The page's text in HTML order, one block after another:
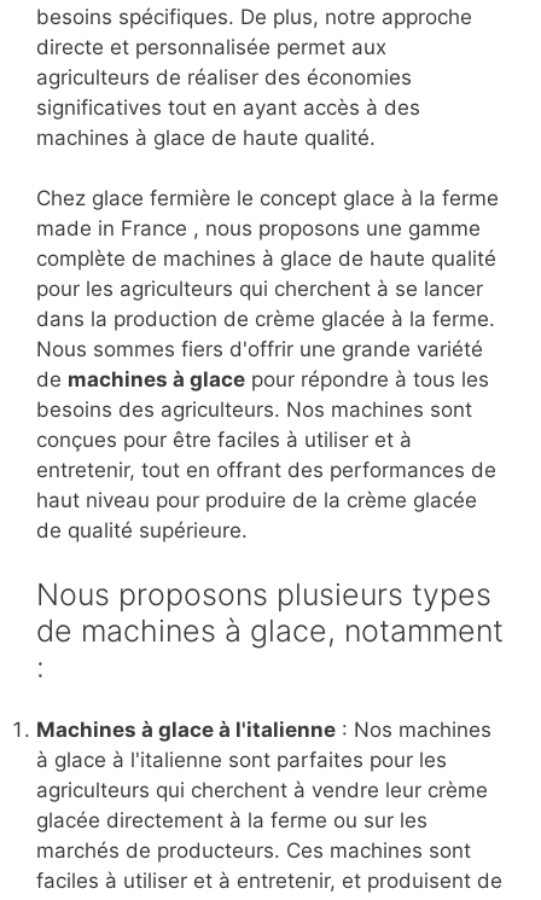
besoins spécifiques. De plus, notre approche
directe et personnalisée permet aux
agriculteurs de réaliser des économies
significatives tout en ayant accès à des
machines à glace de haute qualité.
Chez glace fermière le concept glace à la ferme
made in France , nous proposons une gamme
complète de machines à glace de haute qualité
pour les agriculteurs qui cherchent à se lancer
dans la production de crème glacée à la ferme.
Nous sommes fiers d'offrir une grande variété
de machines à glace pour répondre à tous les
besoins des agriculteurs. Nos machines sont
conçues pour être faciles à utiliser et à
entretenir, tout en offrant des performances de
haut niveau pour produire de la crème glacée
de qualité supérieure.
Nous proposons plusieurs types
de machines à glace, notamment
:
Machines à glace à l'italienne : Nos machines
à glace à l'italienne sont parfaites pour les
agriculteurs qui cherchent à vendre leur crème
glacée directement à la ferme ou sur les
marchés de producteurs. Ces machines sont
faciles à utiliser et à entretenir, et produisent de